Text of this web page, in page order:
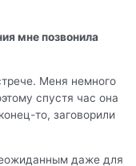
мне позвонила
Меня немного
спустя час она
то, заговорили
даже для